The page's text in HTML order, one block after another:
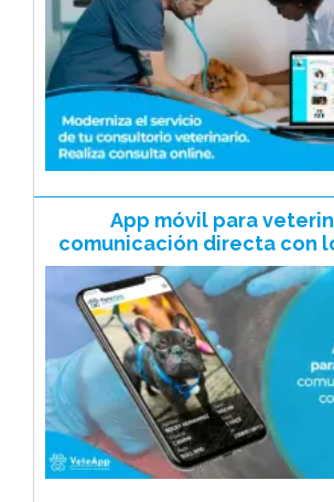
App móvil para
comunicación directa con